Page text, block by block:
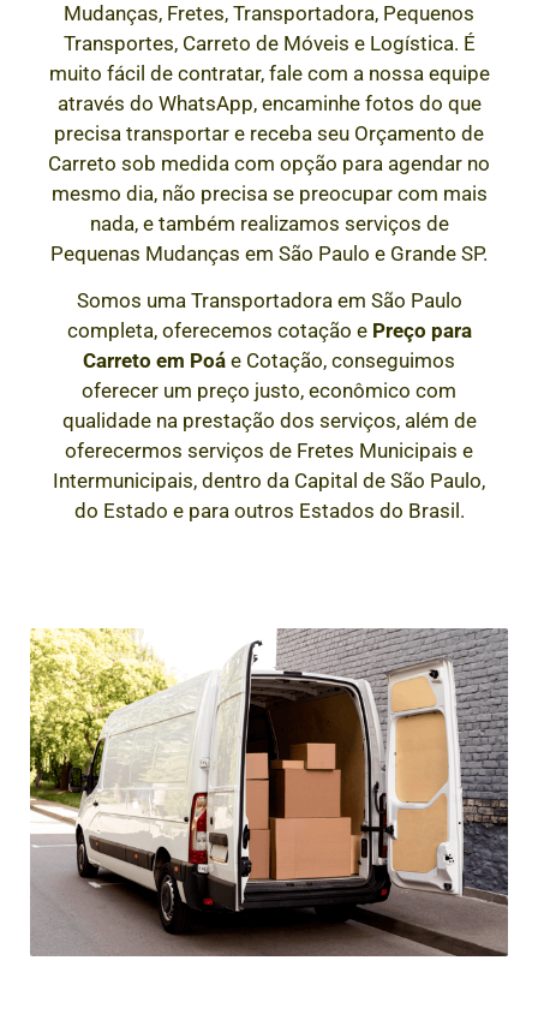
Mudanças, Fretes, Transportadora, Pequenos
Transportes, Carreto de Móveis e Logística. É
muito fácil de contratar, fale com a nossa equipe
através do WhatsApp, encaminhe fotos do que
precisa transportar e receba seu Orçamento de
Carreto sob medida com opção para agendar no
mesmo dia, não precisa se preocupar com mais
nada, e também realizamos serviços de
Pequenas Mudanças em São Paulo e Grande SP.
Somos uma Transportadora em São Paulo
completa, oferecemos cotação e Preço para
Carreto em Poá e Cotação, conseguimos
oferecer um preço justo, econômico com
qualidade na prestação dos serviços, além de
oferecermos serviços de Fretes Municipais e
Intermunicipais, dentro da Capital de São Paulo,
do Estado e para outros Estados do Brasil.